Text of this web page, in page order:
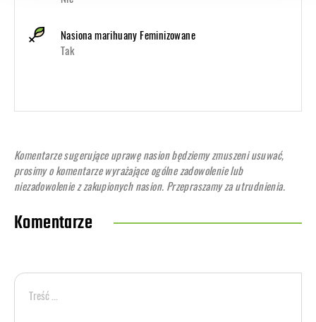
Nasiona marihuany Feminizowane
Tak
Komentarze sugerujące uprawę nasion będziemy zmuszeni usuwać,
prosimy o komentarze wyrażające ogólne zadowolenie lub
niezadowolenie z zakupionych nasion. Przepraszamy za utrudnienia.
Komentarze